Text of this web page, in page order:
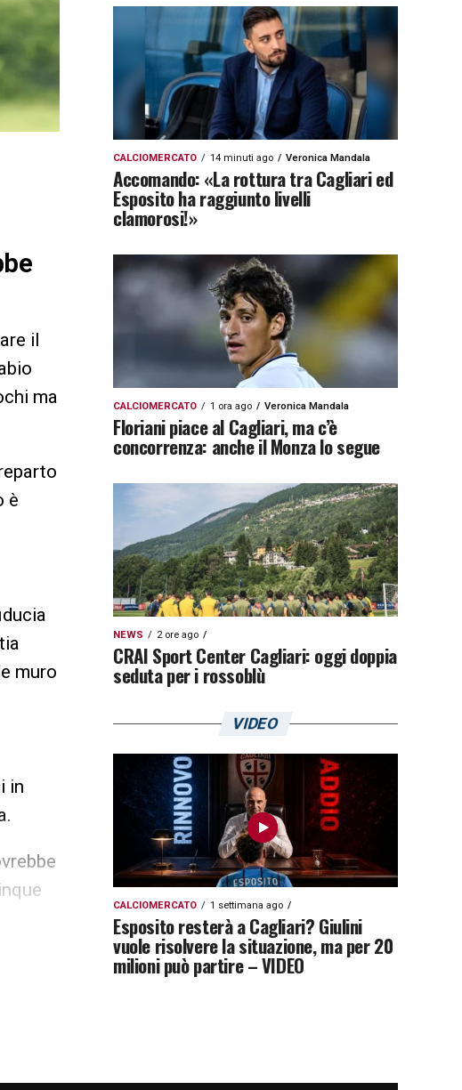
il
ma
è
muro
in
CALCIOMERCATO 14 minuti ago Veronica Mandala
Accomando: «La rottura tra Cagliari ed
Esposito ha raggiunto livelli
clamorosi!»
CALCIOMERCATO 1 ora ago Veronica Mandala
Floriani piace al Cagliari, ma c’è
concorrenza: anche il Monza lo segue
NEWS 2 ore ago
CRAI Sport Center Cagliari: oggi doppia
seduta per i rossoblù
VIDEO
CALCIOMERCATO 1 settimana ago
Esposito resterà a Cagliari? Giulini
vuole risolvere la situazione, ma per 20
milioni può partire – VIDEO